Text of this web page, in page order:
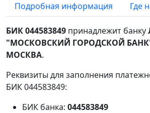
Подробная информация
Где
БИК 044583849 принадлежит банку
"МОСКОВСКИЙ ГОРОДСКОЙ
МОСКВА.
Реквизиты для заполнения
БИК 044583849:
БИК банка: 044583849